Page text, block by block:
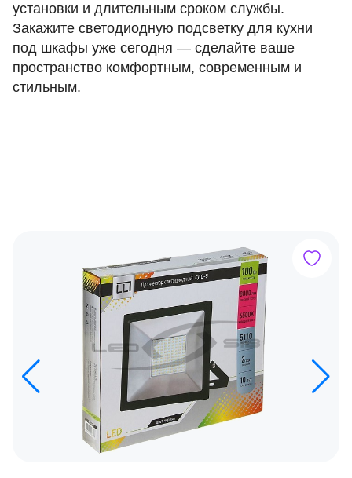
установки и длительным сроком службы.
Закажите светодиодную подсветку для кухни
под шкафы уже сегодня — сделайте ваше
пространство комфортным, современным и
стильным.